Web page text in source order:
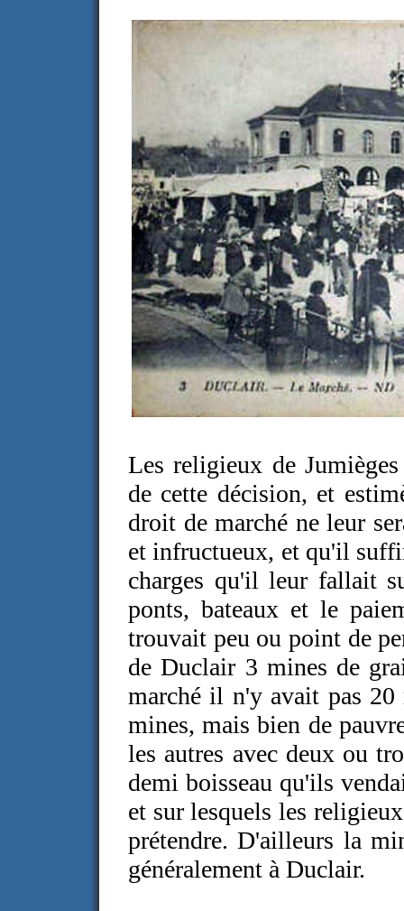
Les religieux de
de cette décision, et
droit de marché ne leur
et infructueux, et qu'il
charges qu'il leur fallait
ponts, bateaux et le
trouvait peu ou point de
de Duclair 3 mines de
marché il n'y avait pas 20
mines, mais bien de
les autres avec deux ou
demi boisseau qu'ils
et sur lesquels les
prétendre. D'ailleurs la
généralement à Duclair.